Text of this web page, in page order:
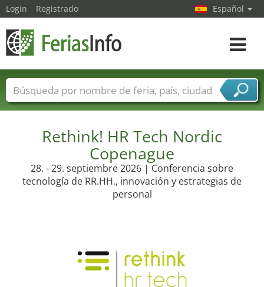
Rethink! HR Tech Nordic
Copenague
28. - 29. septiembre 2026 | Conferencia sobre
tecnología de RR.HH., innovación y estrategias de
personal
Login Registrado Español
toggle
Nombres de ferias Países
Ciudades
Sectores de proveedor de servicios